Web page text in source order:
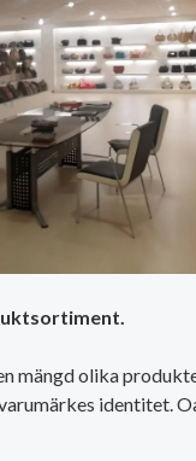
mängd olika
identitet.